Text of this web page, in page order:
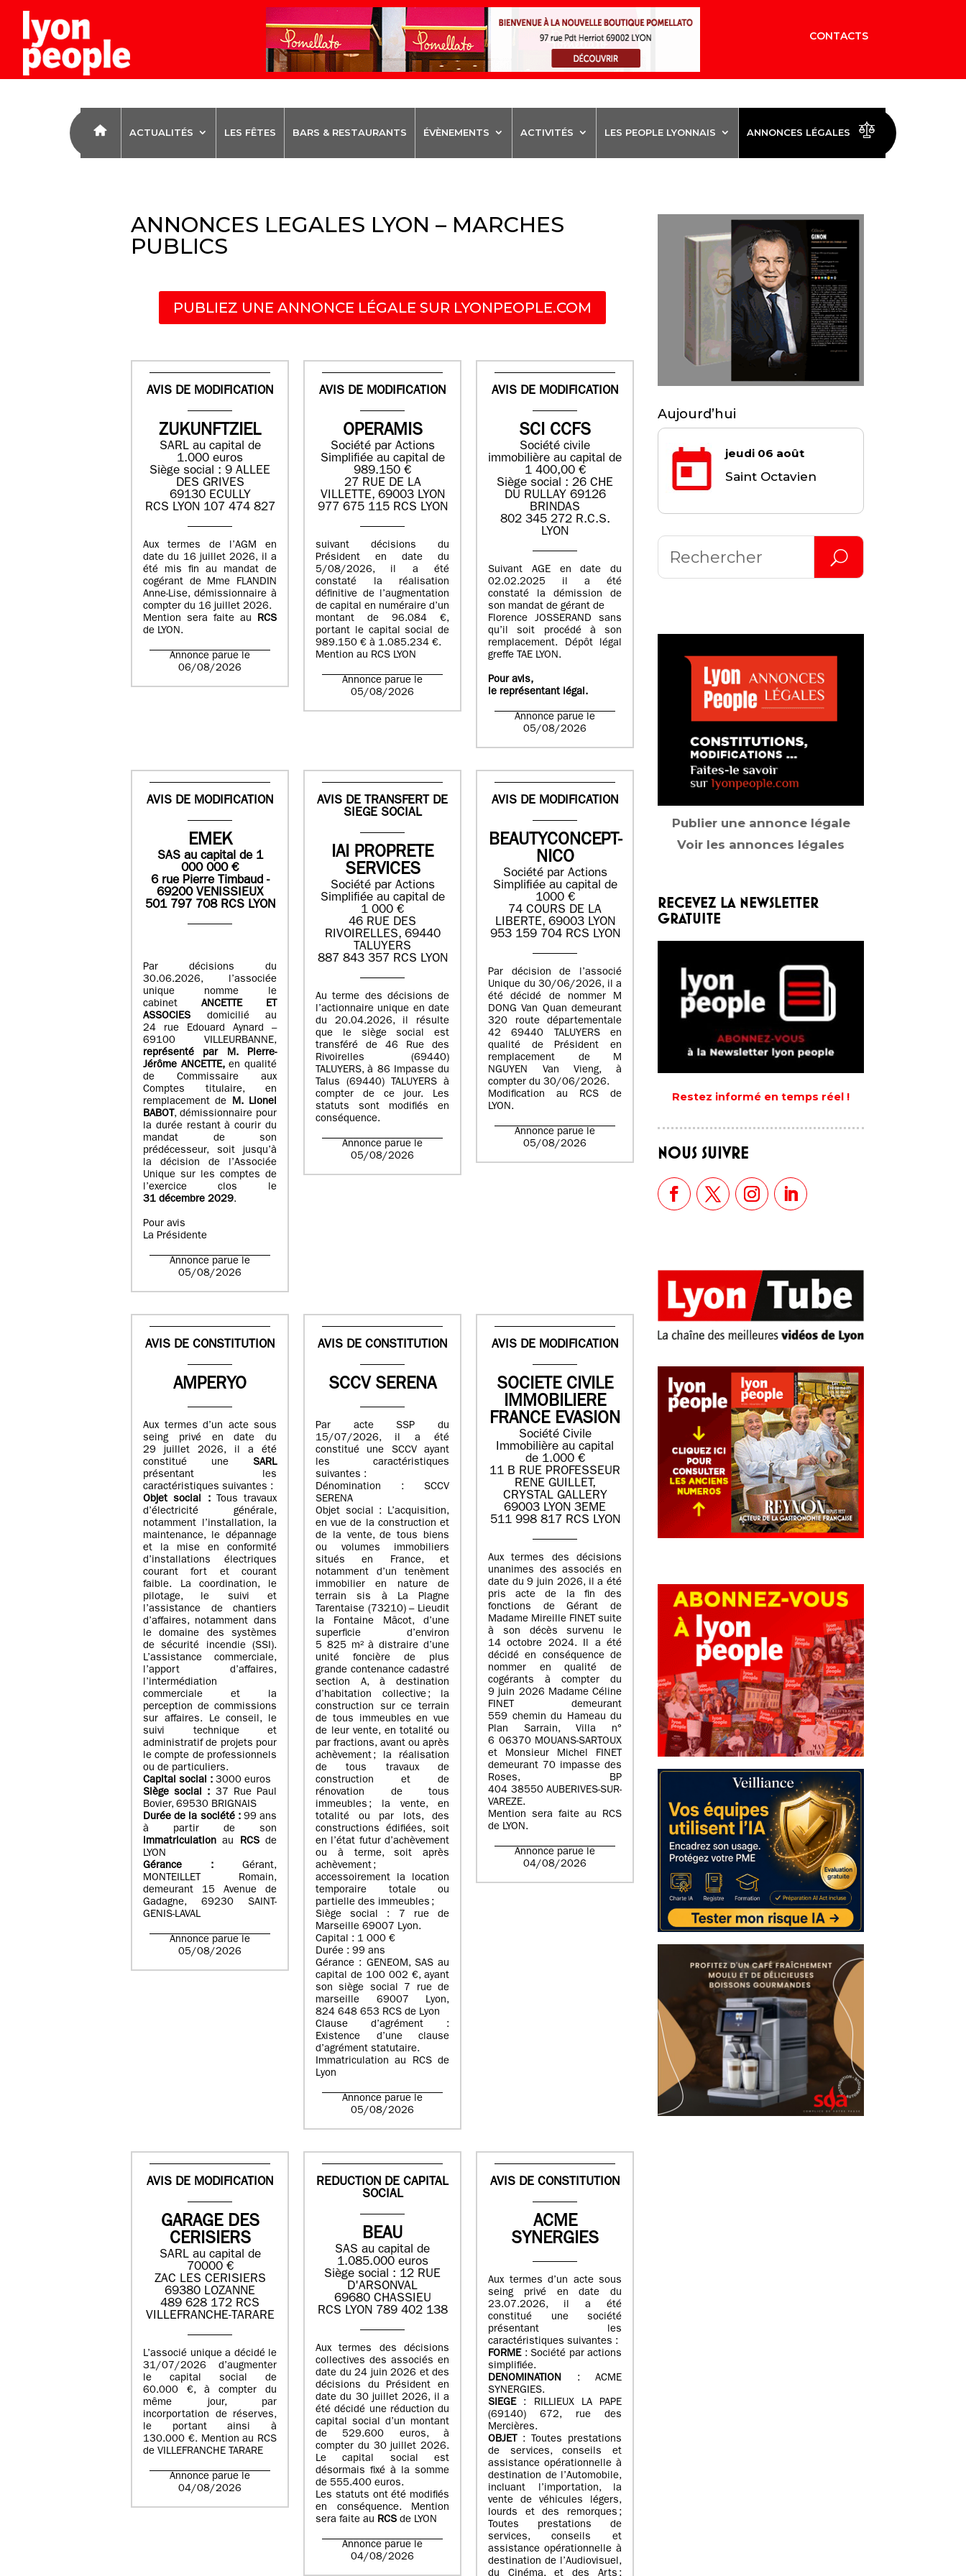
CONTACTS
ACTUALITÉS LES FÊTES BARS & RESTAURANTS ÉVÈNEMENTS ACTIVITÉS LES PEOPLE LYONNAIS ANNONCES LÉGALES
ANNONCES LEGALES LYON – MARCHES
PUBLICS
PUBLIEZ UNE ANNONCE LÉGALE SUR LYONPEOPLE.COM
AVIS DE MODIFICATION
ZUKUNFTZIEL
SARL au capital de
1.000 euros
Siège social : 9 ALLEE
DES GRIVES
69130 ECULLY
RCS LYON 107 474 827
Aux termes de l’AGM en
date du 16 juillet 2026, il a
été mis fin au mandat de
cogérant de Mme FLANDIN
Anne-Lise, démissionnaire à
compter du 16 juillet 2026.
Mention sera faite au RCS
de LYON.
Annonce parue le
06/08/2026
AVIS DE MODIFICATION
OPERAMIS
Société par Actions
Simplifiée au capital de
989.150 €
27 RUE DE LA
VILLETTE, 69003 LYON
977 675 115 RCS LYON
suivant décisions du
Président en date du
5/08/2026, il a été
constaté la réalisation
définitive de l’augmentation
de capital en numéraire d’un
montant de 96.084 €,
portant le capital social de
989.150 € à 1.085.234 €.
Mention au RCS LYON
Annonce parue le
05/08/2026
AVIS DE MODIFICATION
SCI CCFS
Société civile
immobilière au capital de
1 400,00 €
Siège social : 26 CHE
DU RULLAY 69126
BRINDAS
802 345 272 R.C.S.
LYON
Suivant AGE en date du
02.02.2025 il a été
constaté la démission de
son mandat de gérant de
Florence JOSSERAND sans
qu’il soit procédé à son
remplacement. Dépôt légal
greffe TAE LYON.
Pour avis,
le représentant légal.
Annonce parue le
05/08/2026
AVIS DE MODIFICATION
EMEK
SASau capital de 1
000 000€
6 rue Pierre Timbaud -
69200 VENISSIEUX
501 797 708 RCS LYON
Par décisions du
30.06.2026, l’associée
unique nomme le
cabinet ANCETTE ET
ASSOCIES
domicilié au
24 rue Edouard Aynard –
69100 VILLEURBANNE,
représenté par M.Pierre-
Jérôme ANCETTE, en qualité
de Commissaire aux
Comptes titulaire, en
remplacement de M.Lionel
BABOT, démissionnaire pour
la durée restant à courir du
mandat de son
prédécesseur, soit jusqu’à
la décision de l’Associée
Unique sur les comptes de
l’exercice clos le
31 décembre 2029.
Pour avis
La Présidente
Annonce parue le
05/08/2026
AVIS DE TRANSFERT DE
SIEGE SOCIAL
IAI PROPRETE
SERVICES
Société par Actions
Simplifiée au capital de
1 000 €
46 RUE DES
RIVOIRELLES, 69440
TALUYERS
887 843 357 RCS LYON
Au terme des décisions de
l’actionnaire unique en date
du 20.04.2026, il résulte
que le siège social est
transféré de 46 Rue des
Rivoirelles (69440)
TALUYERS, à 86 Impasse du
Talus (69440) TALUYERS à
compter de ce jour. Les
statuts sont modifiés en
conséquence.
Annonce parue le
05/08/2026
AVIS DE MODIFICATION
BEAUTYCONCEPT-
NICO
Société par Actions
Simplifiée au capital de
1000 €
74 COURS DE LA
LIBERTE, 69003 LYON
953 159 704 RCS LYON
Par décision de l’associé
Unique du 30/06/2026, il a
été décidé de nommer M
DONG Van Quan demeurant
320 route départementale
42 69440 TALUYERS en
qualité de Président en
remplacement de M
NGUYEN Van Vieng, à
compter du 30/06/2026.
Modification au RCS de
LYON.
Annonce parue le
05/08/2026
AVIS DE CONSTITUTION
AMPERYO
Aux termes d’un acte sous
seing privé en date du
29 juillet 2026, il a été
constitué une SARL
présentant les
caractéristiques suivantes :
Objet social :
Tous travaux
d’électricité générale,
notamment l’installation, la
maintenance, le dépannage
et la mise en conformité
d’installations électriques
courant fort et courant
faible. La coordination, le
pilotage, le suivi et
l’assistance de chantiers
d’affaires, notamment dans
le domaine des systèmes
de sécurité incendie (SSI).
L’assistance commerciale,
l’apport d’affaires,
l’intermédiation
commerciale et la
perception de commissions
sur affaires. Le conseil, le
suivi technique et
administratif de projets pour
le compte de professionnels
ou de particuliers.
Capital social : 3000 euros
Siège social : 37 Rue Paul
Bovier, 69530 BRIGNAIS
Durée de la société : 99 ans
à partir de son
immatriculation au RCSde
LYON
Gérance :
Gérant,
MONTEILLET Romain,
demeurant 15 Avenue de
Gadagne, 69230 SAINT-
GENIS-LAVAL
Annonce parue le
05/08/2026
AVIS DE CONSTITUTION
SCCV SERENA
Par acte SSP du
15/07/2026, il a été
constitué une SCCV ayant
les caractéristiques
suivantes :
Dénomination : SCCV
SERENA
Objet social : L’acquisition,
en vue de la construction et
de la vente, de tous biens
ou volumes immobiliers
situés en France, et
notamment d’un tenèment
immobilier en nature de
terrain sis à La Plagne
Tarentaise (73210) – Lieudit
la Fontaine Mâcot, d’une
superficie d’environ
5 825 m² à distraire d’une
unité foncière de plus
grande contenance cadastré
section A, à destination
d’habitation collective ; la
construction sur ce terrain
de tous immeubles en vue
de leur vente, en totalité ou
par fractions, avant ou après
achèvement ; la réalisation
de tous travaux de
construction et de
rénovation de tous
immeubles ; la vente, en
totalité ou par lots, des
constructions édifiées, soit
en l’état futur d’achèvement
ou à terme, soit après
achèvement ;
accessoirement la location
temporaire totale ou
partielle des immeubles ;
Siège social : 7 rue de
Marseille 69007 Lyon.
Capital : 1 000 €
Durée : 99 ans
Gérance : GENEOM, SAS au
capital de 100 002 €, ayant
son siège social 7 rue de
marseille 69007 Lyon,
824 648 653 RCS de Lyon
Clause d’agrément :
Existence d’une clause
d’agrément statutaire.
Immatriculation au RCS de
Lyon
Annonce parue le
05/08/2026
AVIS DE MODIFICATION
SOCIETE CIVILE
IMMOBILIERE
FRANCE EVASION
Société Civile
Immobilière au capital
de 1.000 €
11 B RUE PROFESSEUR
RENE GUILLET,
CRYSTAL GALLERY
69003 LYON 3EME
511 998 817 RCS LYON
Aux termes des décisions
unanimes des associés en
date du 9 juin 2026, il a été
pris acte de la fin des
fonctions de Gérant de
Madame Mireille FINET suite
à son décès survenu le
14 octobre 2024. Il a été
décidé en conséquence de
nommer en qualité de
cogérants à compter du
9 juin 2026 Madame Céline
FINET demeurant
559 chemin du Hameau du
Plan Sarrain, Villa n°
6 06370 MOUANS-SARTOUX
et Monsieur Michel FINET
demeurant 70 impasse des
Roses, BP
404 38550 AUBERIVES-SUR-
VAREZE.
Mention sera faite au RCS
de LYON.
Annonce parue le
04/08/2026
AVIS DE MODIFICATION
GARAGE DES
CERISIERS
SARL au capital de
70000 €
ZAC LES CERISIERS
69380 LOZANNE
489 628 172 RCS
VILLEFRANCHE-TARARE
L’associé unique a décidé le
31/07/2026 d’augmenter
le capital social de
60.000 €, à compter du
même jour, par
incorportation de réserves,
le portant ainsi à
130.000 €. Mention au RCS
de VILLEFRANCHE TARARE
Annonce parue le
04/08/2026
REDUCTION DE CAPITAL
SOCIAL
BEAU
SAS au capital de
1.085.000 euros
Siège social : 12 RUE
D'ARSONVAL
69680 CHASSIEU
RCS LYON 789 402 138
Aux termes des décisions
collectives des associés en
date du 24 juin 2026 et des
décisions du Président en
date du 30 juillet 2026, il a
été décidé une réduction du
capital social d’un montant
de 529.600 euros, à
compter du 30 juillet 2026.
Le capital social est
désormais fixé à la somme
de 555.400 euros.
Les statuts ont été modifiés
en conséquence. Mention
sera faite au RCS de LYON
Annonce parue le
04/08/2026
AVIS DE CONSTITUTION
ACME
SYNERGIES
Aux termes d’un acte sous
seing privé en date du
23.07.2026, il a été
constitué une société
présentant les
caractéristiques suivantes :
FORME: Société par actions
simplifiée.
DENOMINATION : ACME
SYNERGIES.
SIEGE: RILLIEUX LA PAPE
(69140) 672, rue des
Mercières.
OBJET : Toutes prestations
de services, conseils et
assistance opérationnelle à
destination de l’Automobile,
incluant l’importation, la
vente de véhicules légers,
lourds et des remorques ;
Toutes prestations de
services, conseils et
assistance opérationnelle à
destination de l’Audiovisuel,
Aujourd’hui
jeudi 06 août
Saint Octavien
Publier une annonce légale
Voir les annonces légales
RECEVEZ LA NEWSLETTER
GRATUITE
Restez informé en temps réel !
NOUS SUIVRE